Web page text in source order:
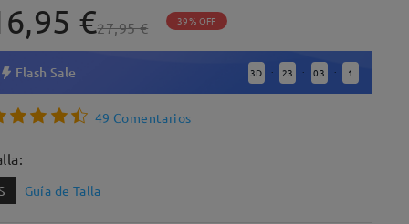
€27,95 € 39% OFF
Flash Sale 3D : 23 : 03 : 0
49 Comentarios
Guía de Talla